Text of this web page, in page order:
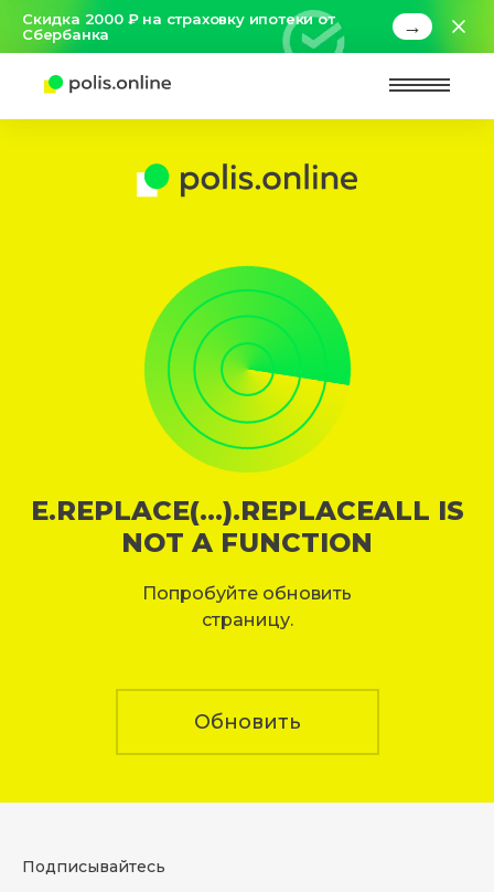
Скидка 2000 ₽ на страховку ипотеки от
Сбербанка
→
E.REPLACE(...).REPLACEALL IS
NOT A FUNCTION
Попробуйте обновить
страницу.
Обновить
Подписывайтесь